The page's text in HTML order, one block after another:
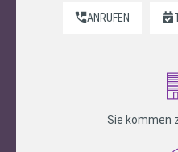
ANRUFEN
Sie kommen